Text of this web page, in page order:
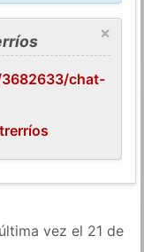
×
chat-
vez el 21 de